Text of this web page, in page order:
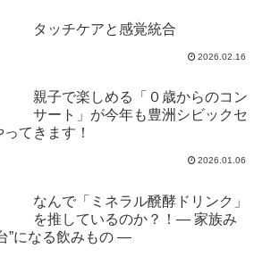
タッチケアと感覚統合
2026.02.16
親子で楽しめる「０歳からのコン
サート」が今年も豊洲シビックセ
てきます！
2026.01.06
なんで「ミネラル醗酵ドリンク」
を推しているのか？！― 家族み
”になる飲みもの ―